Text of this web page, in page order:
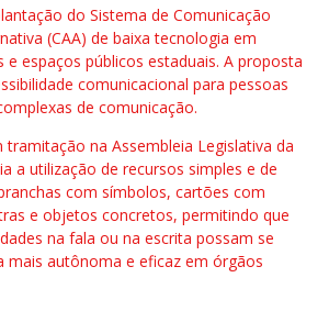
do Sistema de Comunicação
(CAA) de baixa tecnologia em
e espaços públicos estaduais. A proposta
comunicacional para pessoas
de comunicação.
na Assembleia Legislativa da
a utilização de recursos simples e de
com símbolos, cartões com
e objetos concretos, permitindo que
na fala ou na escrita possam se
mais autônoma e eficaz em órgãos